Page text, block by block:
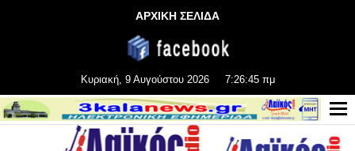
ΑΡΧΙΚΗ ΣΕΛΙΔΑ
Κυριακή, 9 Αυγούστου 2026 7:26:47 πμ